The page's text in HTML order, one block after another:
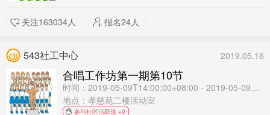
关注163034人 报名24人
543社工中心 2019.05.16
合唱工作坊第一期第10节
时间：2019-05-09T14:00:00+08:00 - 2019-05-09T16:00:00+08:00
地点：孝慈苑二楼活动室
参与社区活跃值 +0